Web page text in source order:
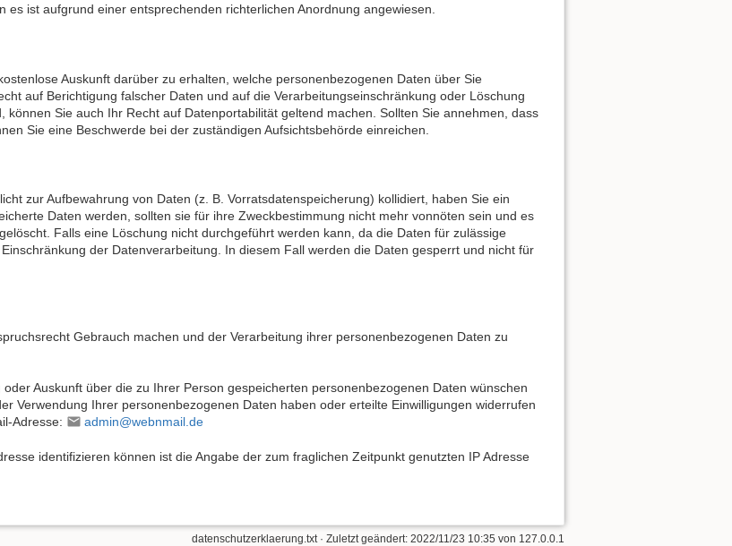
ist aufgrund einer entsprechenden richterlichen Anordnung angewiesen.
Auskunft darüber zu erhalten, welche personenbezogenen Daten über Sie
auf Berichtigung falscher Daten und auf die Verarbeitungseinschränkung oder Löschung
Sie auch Ihr Recht auf Datenportabilität geltend machen. Sollten Sie annehmen, dass
Sie eine Beschwerde bei der zuständigen Aufsichtsbehörde einreichen.
zur Aufbewahrung von Daten (z. B. Vorratsdatenspeicherung) kollidiert, haben Sie ein
Daten werden, sollten sie für ihre Zweckbestimmung nicht mehr vonnöten sein und es
Falls eine Löschung nicht durchgeführt werden kann, da die Daten für zulässige
der Datenverarbeitung. In diesem Fall werden die Daten gesperrt und nicht für
Gebrauch machen und der Verarbeitung ihrer personenbezogenen Daten zu
Auskunft über die zu Ihrer Person gespeicherten personenbezogenen Daten wünschen
Verwendung Ihrer personenbezogenen Daten haben oder erteilte Einwilligungen widerrufen
Adresse:
admin@webnmail.de
identifizieren können ist die Angabe der zum fraglichen Zeitpunkt genutzten IP Adresse
datenschutzerklaerung.txt· Zuletzt geändert: 2022/11/23 10:35 von 127.0.0.1